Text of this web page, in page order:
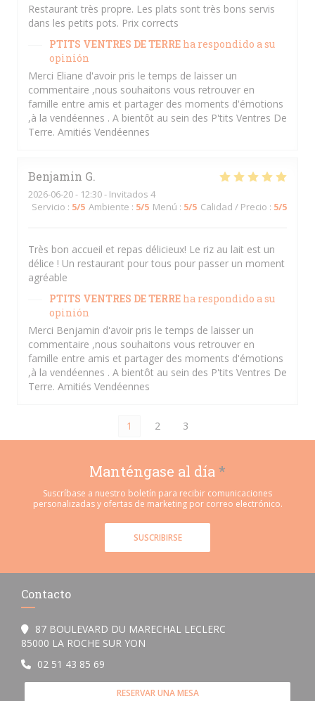
Restaurant très propre. Les plats sont très bons servis
dans les petits pots. Prix corrects
PTITS VENTRES DE TERRE ha respondido a su
opinión
Merci Eliane d'avoir pris le temps de laisser un
commentaire ,nous souhaitons vous retrouver en
famille entre amis et partager des moments d'émotions
,à la vendéennes . A bientôt au sein des P'tits Ventres De
Terre. Amitiés Vendéennes
Benjamin G
2026-06-20- 12:30 - Invitados 4
Servicio : 5/5 Ambiente : 5/5 Menú : 5/5 Calidad / Precio : 5/5
Très bon accueil et repas délicieux! Le riz au lait est un
délice ! Un restaurant pour tous pour passer un moment
agréable
PTITS VENTRES DE TERRE ha respondido a su
opinión
Merci Benjamin d'avoir pris le temps de laisser un
commentaire ,nous souhaitons vous retrouver en
famille entre amis et partager des moments d'émotions
,à la vendéennes . A bientôt au sein des P'tits Ventres De
Terre. Amitiés Vendéennes
1 2 3
Manténgase al día *
Suscríbase a nuestro boletín para recibir comunicaciones
personalizadas y ofertas de marketing por correo electrónico.
SUSCRIBIRSE
Contacto
87 BOULEVARD DU MARECHAL LECLERC
85000 LA ROCHE SUR YON
02 51 43 85 69
RESERVAR UNA MESA